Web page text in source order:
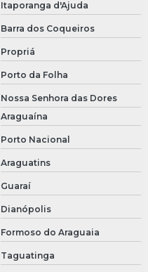
Itaporanga d'Ajuda
Barra dos Coqueiros
Propriá
Porto da Folha
Nossa Senhora das Dores
Araguaína
Porto Nacional
Araguatins
Guaraí
Dianópolis
Formoso do Araguaia
Taguatinga